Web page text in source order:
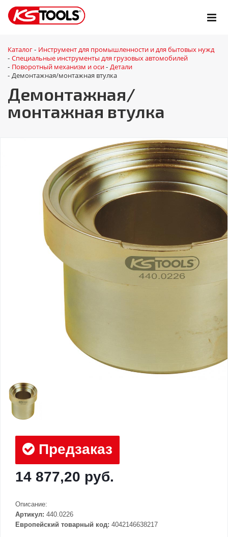
Каталог - Инструмент для промышленности и для бытовых нужд
- Специальные инструменты для грузовых автомобилей
- Поворотный механизм и оси - Детали
- Демонтажная/монтажная втулка
Демонтажная/
монтажная втулка
Предзаказ
14 877,20 руб.
Описание:
Артикул: 440.0226
Европейский товарный код: 4042146638217